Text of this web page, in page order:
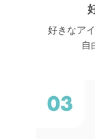
好きなア
自